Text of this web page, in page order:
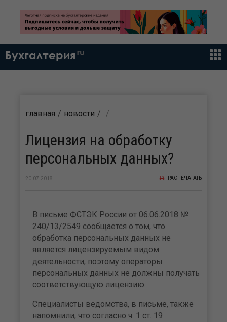
Бухгалтерия ru
главная новости
Лицензия на обработку
персональных данных?
20.07.2018 РАСПЕЧАТАТЬ
В письме ФСТЭК России от 06.06.2018 №
240/13/2549 сообщается о том, что
обработка персональных данных не
является лицензируемым видом
деятельности, поэтому операторы
персональных данных не должны получать
соответствующую лицензию.
Специалисты ведомства, в письме, также
напомнили, что согласно ч. 1 ст. 19